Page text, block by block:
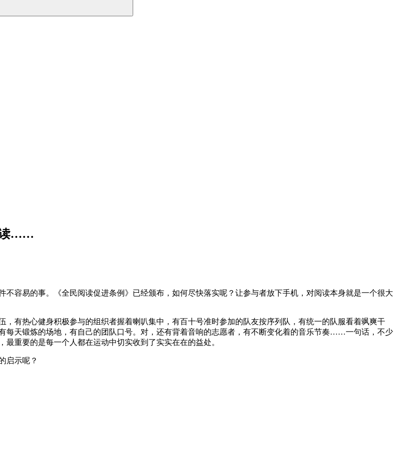
读……
容易的事。《全民阅读促进条例》已经颁布，如何尽快落实呢？让参与者放下手机，对阅读本身就是一个很大
有热心健身积极参与的组织者握着喇叭集中，有百十号准时参加的队友按序列队，有统一的队服看着飒爽干
天锻炼的场地，有自己的团队口号。对，还有背着音响的志愿者，有不断变化着的音乐节奏……一句话，不少
重要的是每一个人都在运动中切实收到了实实在在的益处。
启示呢？